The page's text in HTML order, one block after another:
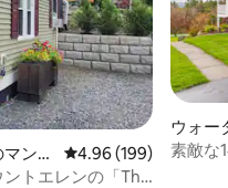
均評価
ンシ
レビュー199件、5つ
4.96 (199)
トエレンの「The
ウォー
ン・ア
素敵な